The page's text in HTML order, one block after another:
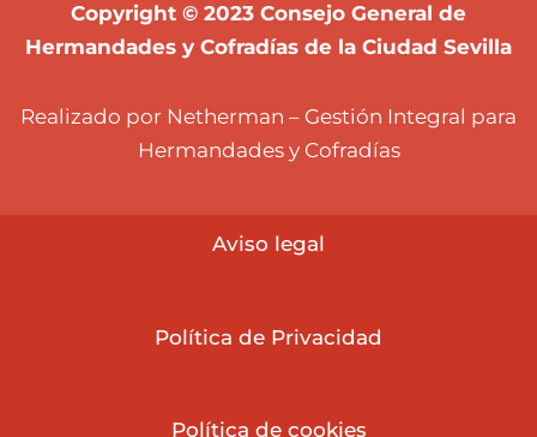
Copyright © 2023 Consejo General de
Hermandades y Cofradías de la Ciudad Sevilla
Realizado por Netherman – Gestión Integral para
Hermandades y Cofradías
Aviso legal
Política de Privacidad
Política de cookies